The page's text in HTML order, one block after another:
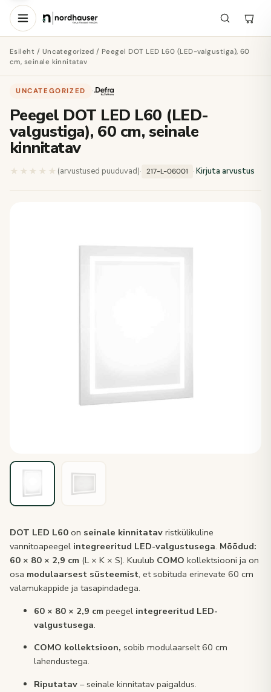
Esileht / Uncategorized / Peegel DOT LED L60 (LED-valgustiga), 60
cm, seinale kinnitatav
UNCATEGORIZED ·
Peegel DOT LED L60 (LED-
valgustiga), 60 cm, seinale
kinnitatav
★★★★★ ★★★★★
(arvustused puuduvad)· 217-L-06001 ·Kirjuta arvustus
DOT LED L60 on seinale kinnitatav ristkülikuline
vannitoapeegel integreeritud LED-valgustusega. Mõõdud:
60 × 80 × 2,9 cm (L × K × S). Kuulub COMO kollektsiooni ja on
osa modulaarsest süsteemist, et sobituda erinevate 60 cm
valamukappide ja tasapindadega.
60 × 80 × 2,9 cm peegel integreeritud LED-
valgustusega.
COMO kollektsioon, sobib modulaarselt 60 cm
lahendustega.
Riputatav – seinale kinnitatav paigaldus.